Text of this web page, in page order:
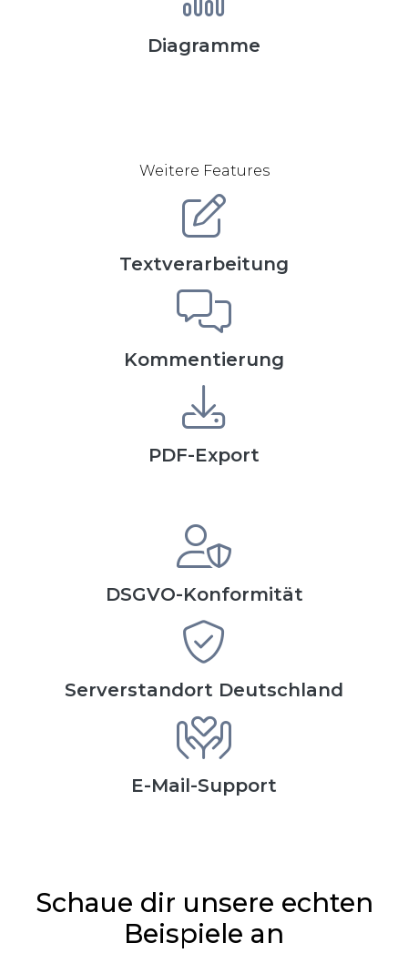
Diagramme
Weitere Features
Textverarbeitung
Kommentierung
PDF-Export
DSGVO-Konformität
Serverstandort Deutschland
E-Mail-Support
Schaue dir unsere echten
Beispiele an